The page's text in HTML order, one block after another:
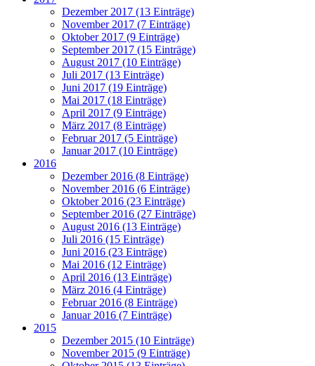
Dezember 2017 (13 Einträge)
November 2017 (7 Einträge)
Oktober 2017 (9 Einträge)
September 2017 (15 Einträge)
August 2017 (10 Einträge)
Juli 2017 (13 Einträge)
Juni 2017 (19 Einträge)
Mai 2017 (18 Einträge)
April 2017 (9 Einträge)
März 2017 (8 Einträge)
Februar 2017 (5 Einträge)
Januar 2017 (10 Einträge)
2016
Dezember 2016 (8 Einträge)
November 2016 (6 Einträge)
Oktober 2016 (23 Einträge)
September 2016 (27 Einträge)
August 2016 (13 Einträge)
Juli 2016 (15 Einträge)
Juni 2016 (23 Einträge)
Mai 2016 (12 Einträge)
April 2016 (13 Einträge)
März 2016 (4 Einträge)
Februar 2016 (8 Einträge)
Januar 2016 (7 Einträge)
2015
Dezember 2015 (10 Einträge)
November 2015 (9 Einträge)